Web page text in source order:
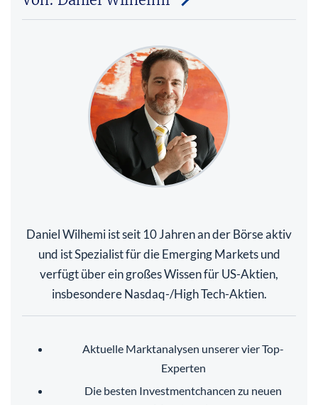
Daniel Wilhemi ist seit 10 Jahren an der Börse aktiv
und ist Spezialist für die Emerging Markets und
verfügt über ein großes Wissen für US-Aktien,
insbesondere Nasdaq-/High Tech-Aktien.
Aktuelle Marktanalysen unserer vier Top-
Experten
Die besten Investmentchancen zu neuen